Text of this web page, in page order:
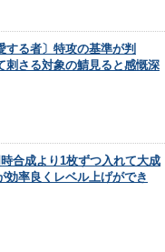
する者〕特攻の基準が判
刺さる対象の鯖見ると感慨深
合成より1枚ずつ入れて大成
効率良くレベル上げができ